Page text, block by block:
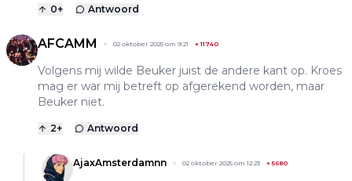
0+ Antwoord
AFCAMM 02 oktober 2025 om 9:21 +11740
Volgens mij wilde Beuker juist de andere kant op. Kroes
mag er war mij betreft op afgerekend worden, maar
Beuker niet.
2+ Antwoord
AjaxAmsterdamnn 02 oktober 2025 om 12:23 + 5680